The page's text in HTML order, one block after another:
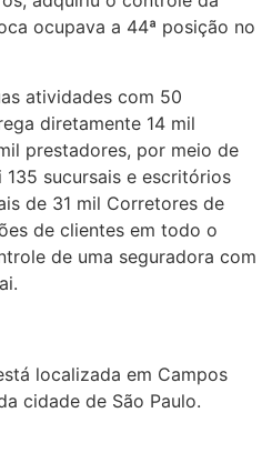
ocupava a 44ª posição no
atividades com 50
diretamente 14 mil
prestadores, por meio de
135 sucursais e escritórios
de 31 mil Corretores de
de clientes em todo o
de uma seguradora com
localizada em Campos
cidade de São Paulo.